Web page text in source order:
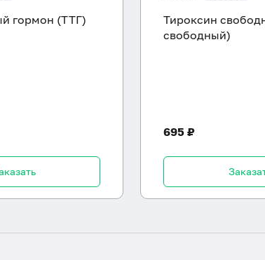
гормон (ТТГ)
Тироксин
свободный)
695 ₽